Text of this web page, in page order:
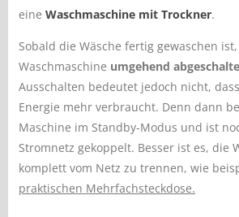
eineWaschmaschine mit Trockner.
Sobald die Wäsche fertig gewaschen
Waschmaschine umgehend
Ausschalten bedeutet jedoch nicht,
Energie mehr verbraucht. Denn dann
Maschine im Standby-Modus und ist
Stromnetz gekoppelt. Besser ist es, die
komplett vom Netz zu trennen, wie
praktischen Mehrfachsteckdose.